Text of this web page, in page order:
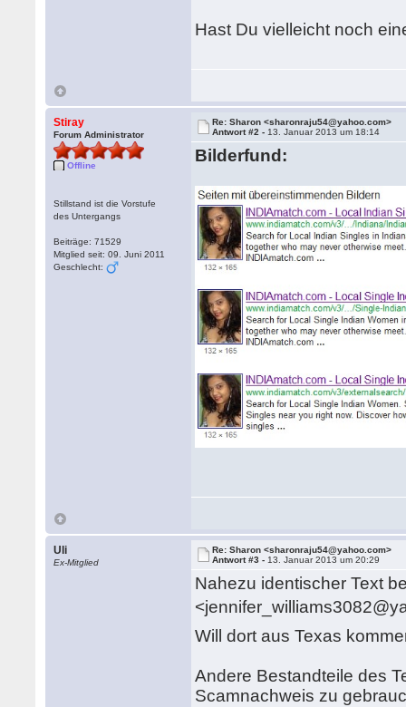
Hast Du vielleicht noch
Stiray
Forum Administrator
Offline
Stillstand ist die Vorstufe
des Untergangs
Beiträge: 71529
Mitglied seit: 09. Juni 2011
Geschlecht:
Re: Sharon <sharonraju54@yahoo.com>
Antwort #2 - 13. Januar 2013 um 18:14
Bilderfund:
Uli
Ex-Mitglied
Re: Sharon <sharonraju54@yahoo.com>
Antwort #3 - 13. Januar 2013 um 20:29
Nahezu identischer Text
Will dort aus Texas
Andere Bestandteile des
Scamnachweis zu